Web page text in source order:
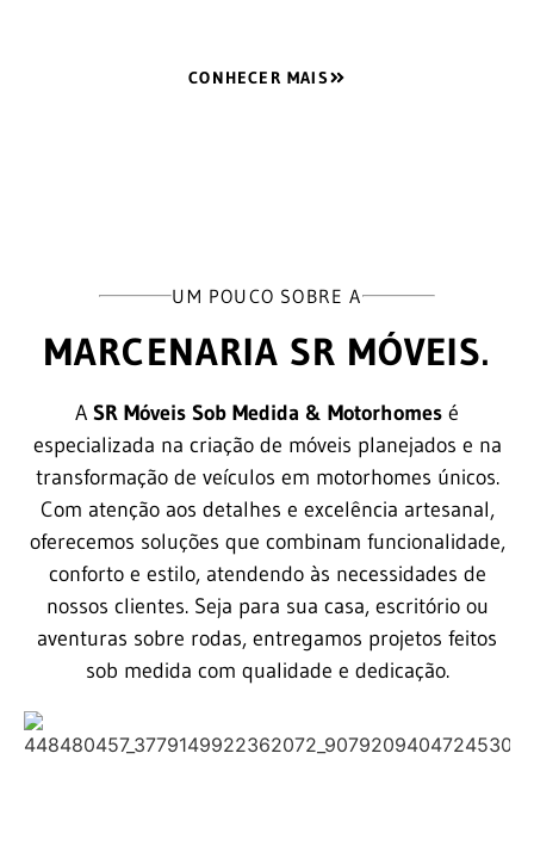
CONHECER MAIS
UM POUCO SOBRE A
MARCENARIA SR MÓVEIS.
A SR Móveis Sob Medida & Motorhomes é
especializada na criação de móveis planejados e na
transformação de veículos em motorhomes únicos.
Com atenção aos detalhes e excelência artesanal,
oferecemos soluções que combinam funcionalidade,
conforto e estilo, atendendo às necessidades de
nossos clientes. Seja para sua casa, escritório ou
aventuras sobre rodas, entregamos projetos feitos
sob medida com qualidade e dedicação.